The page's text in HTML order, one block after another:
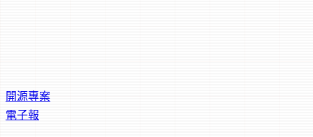
開源專案
電子報